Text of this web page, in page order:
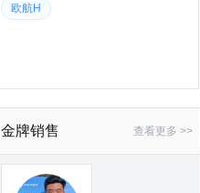
欧航H
金牌销售 查看更多 >>